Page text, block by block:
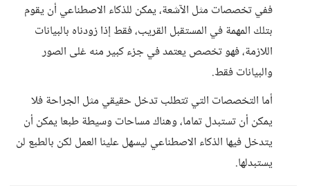
ففي تخصصات مثل الآشعة، يمكن للذكاء الاصطناعي أن يقوم
بتلك المهمة في المستقبل القريب، فقط إذا زودناه بالبيانات
اللازمة، فهو تخصص يعتمد في جزء كبير منه غلى الصور
والبيانات فقط.
أما التخصصات التي تتطلب تدخل حقيقي مثل الجراحة فلا
يمكن أن تستبدل تماما، وهناك مساحات وسيطة طبعا يمكن أن
يتدخل فيها الذكاء الاصطناعي ليسهل علينا العمل لكن بالطبع لن
يستبدلها.